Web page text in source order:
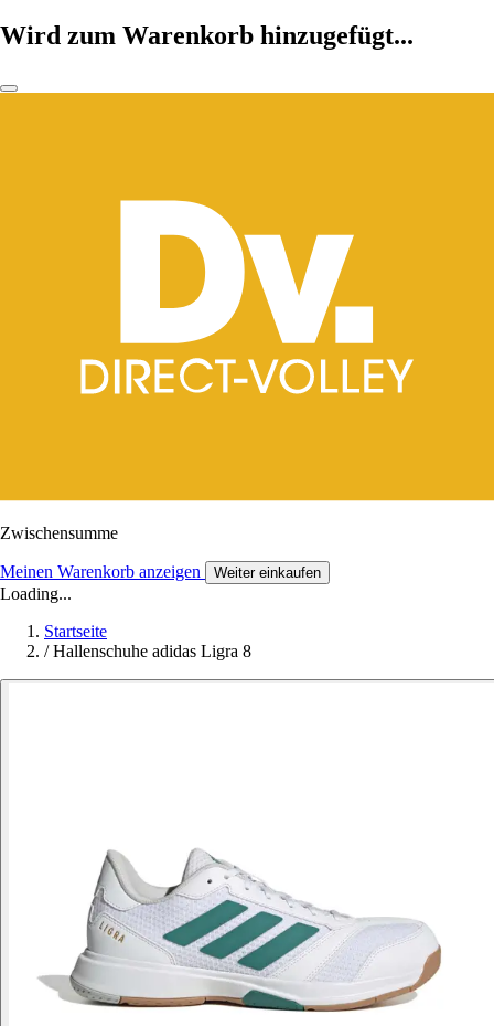
Wird zum Warenkorb hinzugefügt...
Zwischensumme
Meinen Warenkorb anzeigen Weiter einkaufen
Loading...
Startseite
/ Hallenschuhe adidas Ligra 8